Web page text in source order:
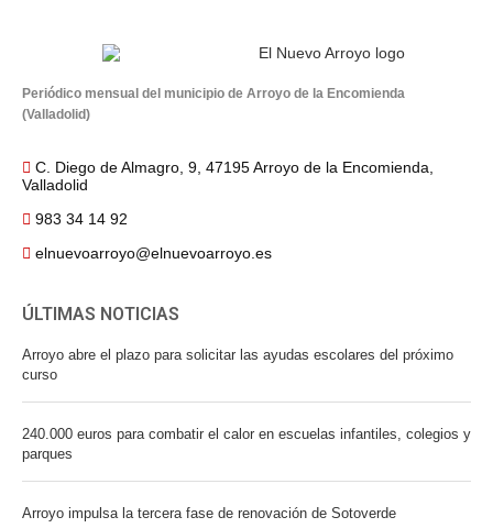
Periódico mensual del municipio de Arroyo de la Encomienda
(Valladolid)
C. Diego de Almagro, 9, 47195 Arroyo de la Encomienda,
Valladolid
983 34 14 92
elnuevoarroyo@elnuevoarroyo.es
ÚLTIMAS NOTICIAS
Arroyo abre el plazo para solicitar las ayudas escolares del próximo
curso
240.000 euros para combatir el calor en escuelas infantiles, colegios y
parques
Arroyo impulsa la tercera fase de renovación de Sotoverde